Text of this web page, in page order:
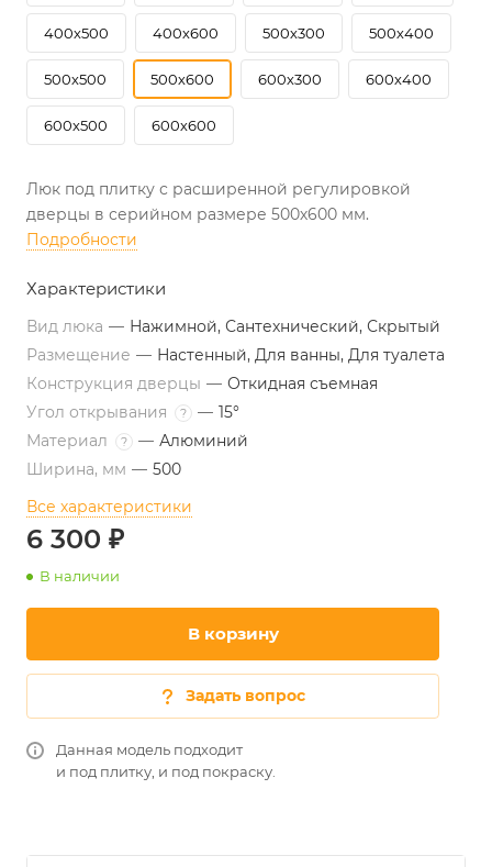
400х500 400х600 500х300 500х400
500х500 500х600 600х300 600х400
600х500 600х600
Люк под плитку с расширенной регулировкой
дверцы в серийном размере 500х600 мм.
Подробности
Характеристики
Вид люка — Нажимной, Сантехнический, Скрытый
Размещение — Настенный, Для ванны, Для туалета
Конструкция дверцы — Откидная съемная
Угол открывания
? — 15°
Материал
? — Алюминий
Ширина, мм — 500
Все характеристики
6 300 ₽
В наличии
В корзину
Задать вопрос
Данная модель подходит
и под плитку, и под покраску.